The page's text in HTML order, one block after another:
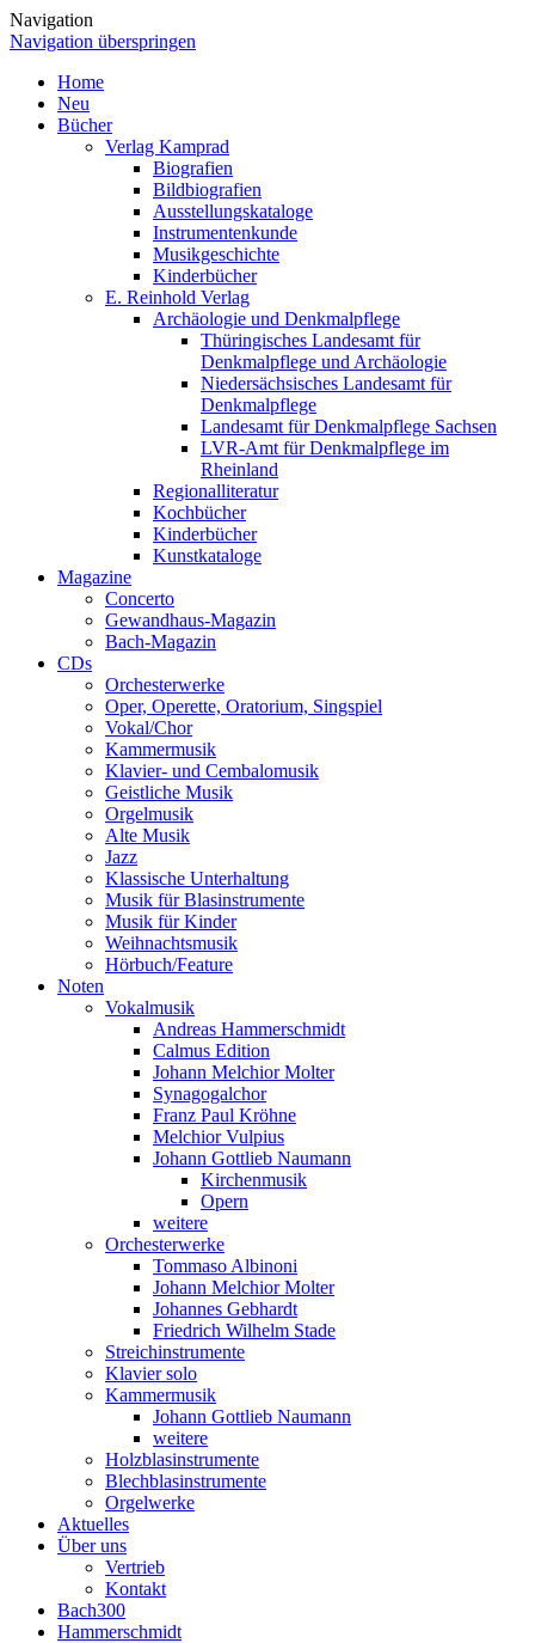
Navigation
Navigation überspringen
Home
Neu
Bücher
Verlag Kamprad
Biografien
Bildbiografien
Ausstellungskataloge
Instrumentenkunde
Musikgeschichte
Kinderbücher
E. Reinhold Verlag
Archäologie und Denkmalpflege
Thüringisches Landesamt für
Denkmalpflege und Archäologie
Niedersächsisches Landesamt für
Denkmalpflege
Landesamt für Denkmalpflege Sachsen
LVR-Amt für Denkmalpflege im
Rheinland
Regionalliteratur
Kochbücher
Kinderbücher
Kunstkataloge
Magazine
Concerto
Gewandhaus-Magazin
Bach-Magazin
CDs
Orchesterwerke
Oper, Operette, Oratorium, Singspiel
Vokal/Chor
Kammermusik
Klavier- und Cembalomusik
Geistliche Musik
Orgelmusik
Alte Musik
Jazz
Klassische Unterhaltung
Musik für Blasinstrumente
Musik für Kinder
Weihnachtsmusik
Hörbuch/Feature
Noten
Vokalmusik
Andreas Hammerschmidt
Calmus Edition
Johann Melchior Molter
Synagogalchor
Franz Paul Kröhne
Melchior Vulpius
Johann Gottlieb Naumann
Kirchenmusik
Opern
weitere
Orchesterwerke
Tommaso Albinoni
Johann Melchior Molter
Johannes Gebhardt
Friedrich Wilhelm Stade
Streichinstrumente
Klavier solo
Kammermusik
Johann Gottlieb Naumann
weitere
Holzblasinstrumente
Blechblasinstrumente
Orgelwerke
Aktuelles
Über uns
Vertrieb
Kontakt
Bach300
Hammerschmidt